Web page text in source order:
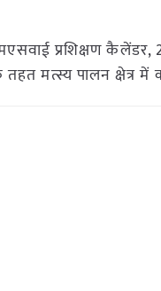
प्रशिक्षण
मत्स्य पालन क्षेत्र